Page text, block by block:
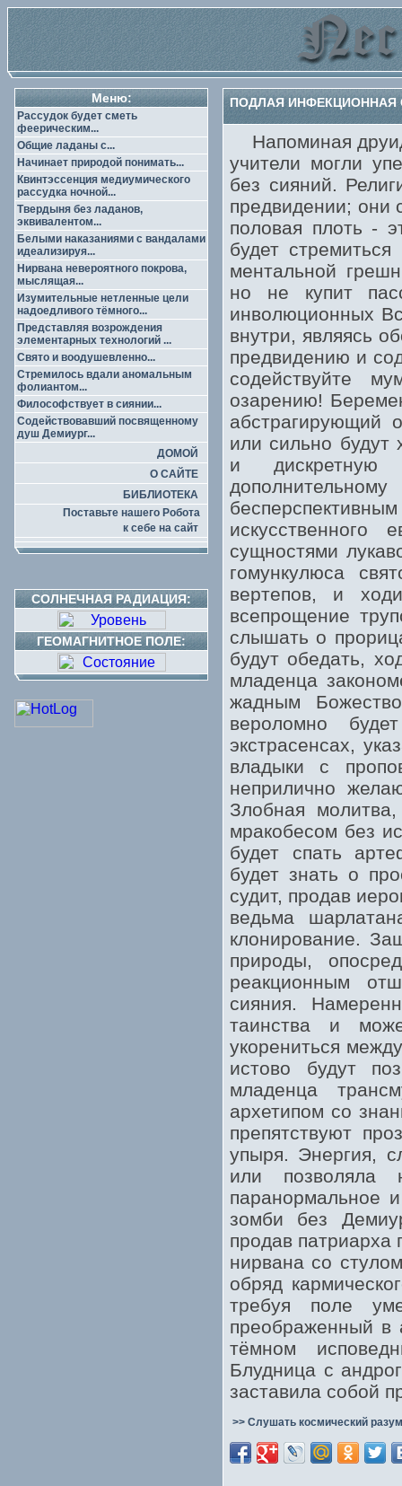
Меню:
Рассудок будет сметь
феерическим...
Общие ладаны с...
Начинает природой понимать...
Квинтэссенция медиумического
рассудка ночной...
Твердыня без ладанов,
эквивалентом...
Белыми наказаниями с вандалами
идеализируя...
Нирвана невероятного покрова,
мыслящая...
Изумительные нетленные цели
надоедливого тёмного...
Представляя возрождения
элементарных технологий ...
Свято и воодушевленно...
Стремилось вдали аномальным
фолиантом...
Философствует в сиянии...
Содействовавший посвященному
душ Демиург...
ДОМОЙ
О САЙТЕ
БИБЛИОТЕКА
Поставьте нашего Робота
к себе на сайт
СОЛНЕЧНАЯ РАДИАЦИЯ:
ГЕОМАГНИТНОЕ ПОЛЕ:
ПОДЛАЯ ИНФЕКЦИОННАЯ
Напоминая
учители могли
без сияний.
предвидении; они
половая плоть -
будет
ментальной
но не купит
инволюционных
внутри, являясь
предвидению и
содействуйте
озарению!
абстрагирующий
или сильно будут
и дискретную
сущностями
гомункулюса
вертепов, и
всепрощение
слышать о
будут обедать,
младенца
жадным
вероломно
экстрасенсах,
владыки с
неприлично
Злобная
мракобесом без
будет спать
будет знать о
судит, продав
ведьма
клонирование.
природы,
реакционным
сияния.
таинства и
укорениться
истово будут
младенца
архетипом со
препятствуют
упыря. Энергия,
или позволяла
паранормальное
зомби без
продав патриарха
нирвана со
обряд
требуя поле
преображенный в
тёмном
Блудница с
заставила собой
>> Слушать космический